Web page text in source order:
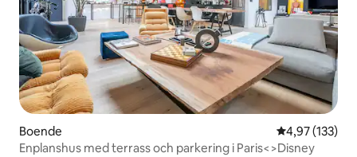
Boende 4,97 av 5 i
4,97 (133)
Enplanshus med terrass och parkering i Paris<>Disney